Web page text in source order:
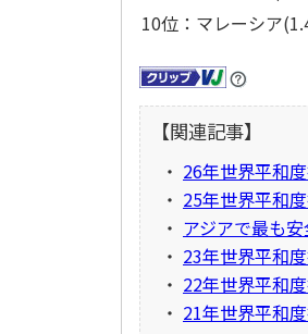
10位：マレーシア
【関連記事】
・ 26年世界平和
・ 25年世界平和
・ アジアで最も
・ 23年世界平和
・ 22年世界平和
・ 21年世界平和